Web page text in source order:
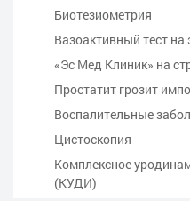
Биотезиометрия
Вазоактивный тест
«Эс Мед Клиник» на
Простатит грозит
Воспалительные
Цистоскопия
Комплексное
(КУДИ)